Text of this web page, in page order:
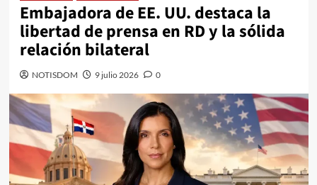
Embajadora de EE. UU. destaca la
libertad de prensa en RD y la sólida
relación bilateral
NOTISDOM 9 julio 2026 0